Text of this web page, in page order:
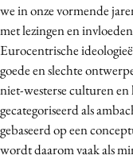
we in onze vormende
met lezingen en
Eurocentrische
goede en slechte
niet-westerse culturen
gecategoriseerd als
gebaseerd op een
wordt daarom vaak als